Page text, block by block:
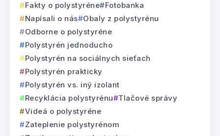
Fakty o polystyréne
Fotobanka
Napísali o nás
Obaly z polystyrénu
Odborne o polystyréne
Polystyrén jednoducho
Polystyrén na sociálnych sieťach
Polystyrén prakticky
Polystyrén vs. iný izolant
Recyklácia polystyrénu
Tlačové správy
Videá o polystyréne
Zateplenie polystyrénom